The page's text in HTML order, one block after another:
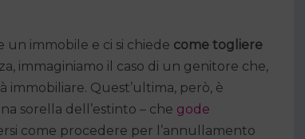
un immobile e ci si chiede come togliere
immaginiamo il caso di un genitore che,
immobiliare. Quest’ultima, però, è
sorella dell’estinto – che gode
come procedere per l’annullamento